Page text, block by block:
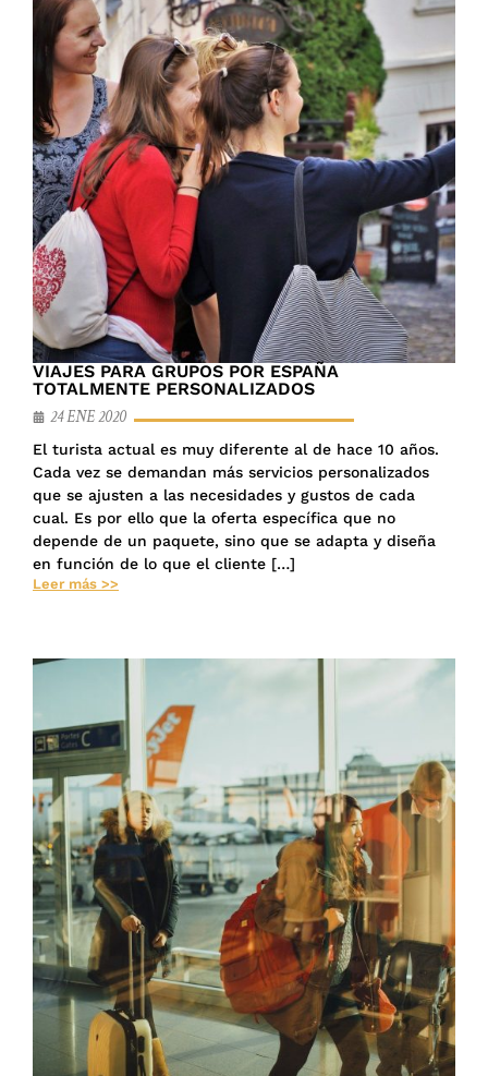
VIAJES PARA GRUPOS POR ESPAÑA
TOTALMENTE PERSONALIZADOS
24 ENE 2020
El turista actual es muy diferente al de hace 10 años.
Cada vez se demandan más servicios personalizados
que se ajusten a las necesidades y gustos de cada
cual. Es por ello que la oferta específica que no
depende de un paquete, sino que se adapta y diseña
en función de lo que el cliente […]
Leer más >>